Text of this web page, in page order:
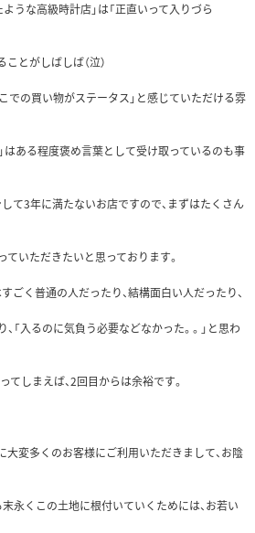
うな高級時計店」は「正直いって入りづら
とがしばしば（泣）
での買い物がステータス」と感じていただける雰
はある程度褒め言葉として受け取っているのも事
て3年に満たないお店ですので、まずはたくさん
いただきたいと思っております。
ごく普通の人だったり、結構面白い人だったり、
「入るのに気負う必要などなかった。。」と思わ
てしまえば、2回目からは余裕です。
大変多くのお客様にご利用いただきまして、お陰
永くこの土地に根付いていくためには、お若い